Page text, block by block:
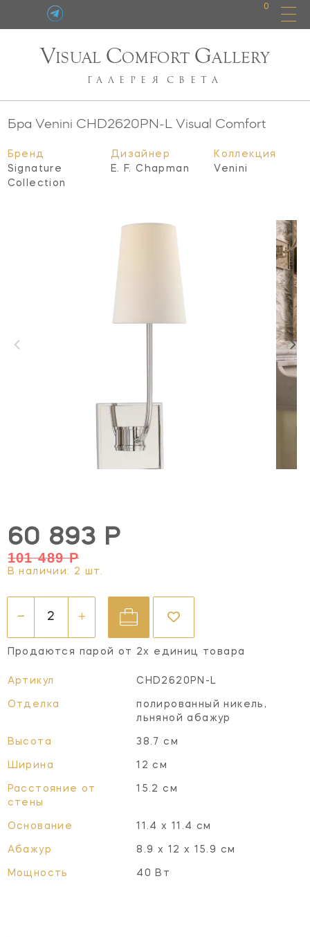
0
VISUAL COMFORT GALLERY
ГАЛЕРЕЯ СВЕТА
Бра Venini CHD2620PN-L Visual Comfort
Бренд
Signature
Collection
Дизайнер
E. F. Chapman
Коллекция
Venini
60 893 Р
101 489 Р
В наличии: 2 шт.
Продаются парой от 2х единиц товара
Артикул CHD2620PN-L
Отделка
полированный никель,
льняной абажур
Высота 38.7 см
Ширина 12 см
Расстояние от
стены
15.2 см
Основание 11.4 х 11.4 см
Абажур 8.9 х 12 х 15.9 см
Мощность 40 Вт